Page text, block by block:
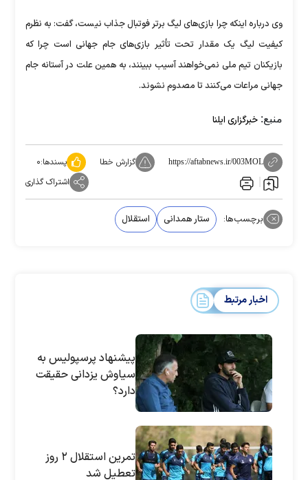
وی درباره اینکه چرا بازی‌های لیگ برتر فوتبال جذاب نیست، گفت: به نظرم
کیفیت لیگ یک مقدار تحت تأثیر بازی‌های جام جهانی است چرا که
بازیکنان تیم ملی نمی‌خواهند آسیب ببینند، به همین علت در آستانه جام
جهانی مراعات می‌کنند تا مصدوم نشوند.
منبع: خبرگزاری ایلنا
https://aftabnews.ir/003MOL گزارش خطا پسندها:۰
اشتراک گذاری
برچسب‌ها: ستار همدانی استقلال
اخبار مرتبط
پیشنهاد پرسپولیس به
سیاوش یزدانی حقیقت
دارد؟
تمرین استقلال ۲ روز
تعطیل شد